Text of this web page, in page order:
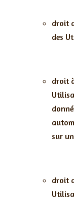
droit
des
droit
sur
droit